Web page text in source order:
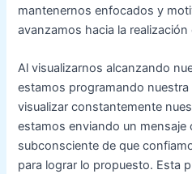
mantenernos enfocados y
avanzamos hacia la
Al visualizarnos alcanzando
estamos programando
visualizar constantemente
estamos enviando un mensaje
subconsciente de que
para lograr lo propuesto. Esta